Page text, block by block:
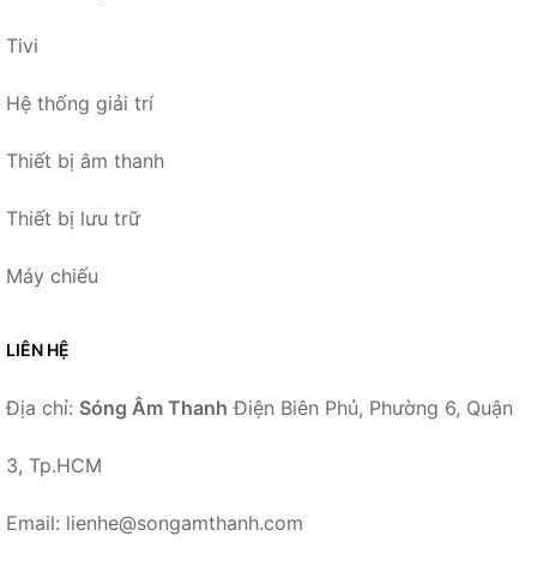
Tivi
Hệ thống giải trí
Thiết bị âm thanh
Thiết bị lưu trữ
Máy chiếu
LIÊN HỆ
Địa chỉ: Sóng Âm Thanh Điện Biên Phủ, Phường 6, Quận
3, Tp.HCM
Email: lienhe@songamthanh.com